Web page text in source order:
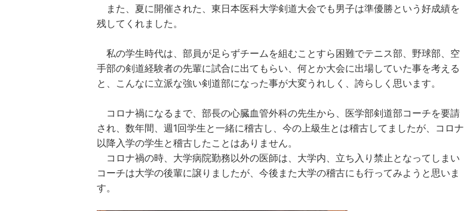
また、夏に開催された、東日本医科大学剣道大会でも男子は準優勝という好成績を
残してくれました。
私の学生時代は、部員が足らずチームを組むことすら困難でテニス部、野球部、空
手部の剣道経験者の先輩に試合に出てもらい、何とか大会に出場していた事を考える
と、こんなに立派な強い剣道部になった事が大変うれしく、誇らしく思います。
コロナ禍になるまで、部長の心臓血管外科の先生から、医学部剣道部コーチを要請
され、数年間、週1回学生と一緒に稽古し、今の上級生とは稽古してましたが、コロナ
以降入学の学生と稽古したことはありません。
コロナ禍の時、大学病院勤務以外の医師は、大学内、立ち入り禁止となってしまい
コーチは大学の後輩に譲りましたが、今後また大学の稽古にも行ってみようと思いま
す。